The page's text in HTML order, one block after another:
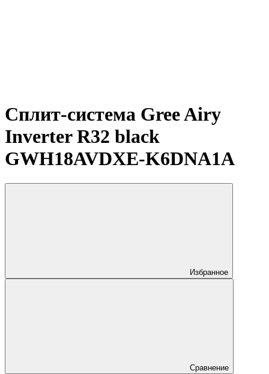
Сплит-система Gree Airy
Inverter R32 black
GWH18AVDXE-K6DNA1A
Избранное
Сравнение